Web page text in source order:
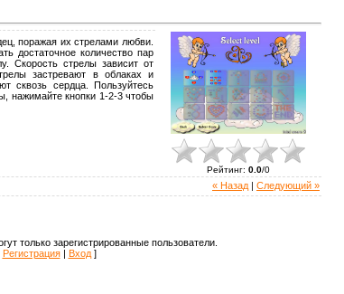
поражая их стрелами любви.
достаточное количество пар
Скорость стрелы зависит от
застревают в облаках и
сквозь сердца. Пользуйтесь
нажимайте кнопки 1-2-3 чтобы
Рейтинг: 0.0/0
« Назад Следующий »
только зарегистрированные пользователи.
Регистрация| Вход]